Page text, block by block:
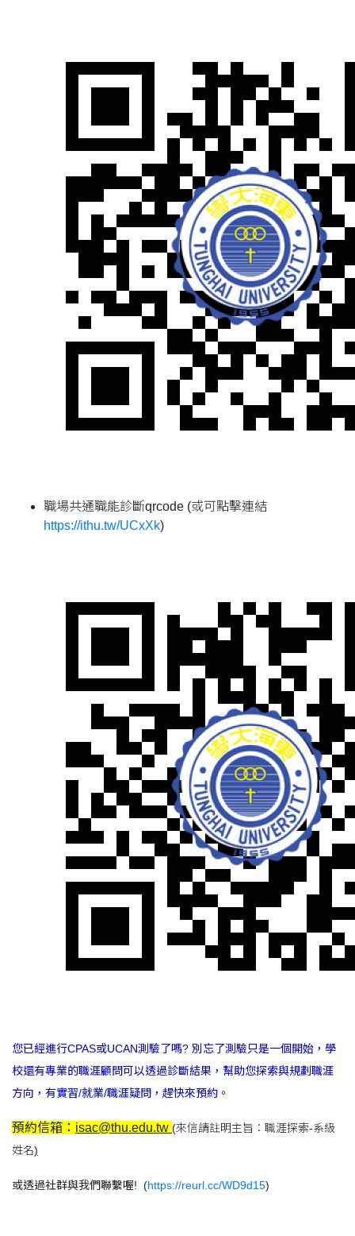
職場共通職能診斷qrcode (或可點擊連結
https://ithu.tw/UCxXk)
您已經進行CPAS或UCAN測驗了嗎? 別忘了測驗只是一個開始，學
校還有專業的職涯顧問可以透過診斷結果，幫助您探索與規劃職涯
方向，有實習/就業/職涯疑問，趕快來預約。
預約信箱： isac@thu.edu.tw (來信請註明主旨：職涯探索-系級
姓名)
或透過社群與我們聯繫喔! (https://reurl.cc/WD9d15)